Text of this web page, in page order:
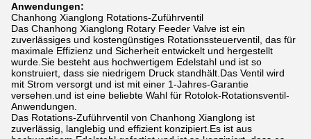
Anwendungen:
Chanhong Xianglong Rotations-Zuführventil
Das Chanhong Xianglong Rotary Feeder Valve ist ein
zuverlässiges und kostengünstiges Rotationssteuerventil, das für
maximale Effizienz und Sicherheit entwickelt und hergestellt
wurde.Sie besteht aus hochwertigem Edelstahl und ist so
konstruiert, dass sie niedrigem Druck standhält.Das Ventil wird
mit Strom versorgt und ist mit einer 1-Jahres-Garantie
versehen.und ist eine beliebte Wahl für Rotolok-Rotationsventil-
Anwendungen.
Das Rotations-Zuführventil von Chanhong Xianglong ist
zuverlässig, langlebig und effizient konzipiert.Es ist aus